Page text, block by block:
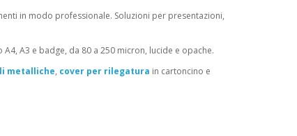
in modo professionale. Soluzioni per presentazioni,
A4, A3 e badge, da 80 a 250 micron, lucide e opache.
metalliche, cover per rilegatura in cartoncino e